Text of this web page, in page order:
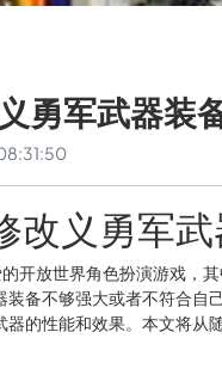
勇军武器装
改义勇军
开放世界角色扮演游戏，
备不够强大或者不符合自
器的性能和效果。本文将